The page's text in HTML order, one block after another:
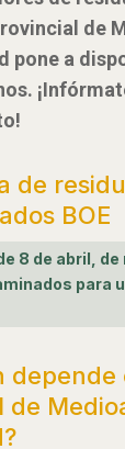
de
pone a
de
BOE
8 de abril,
para
depende
de